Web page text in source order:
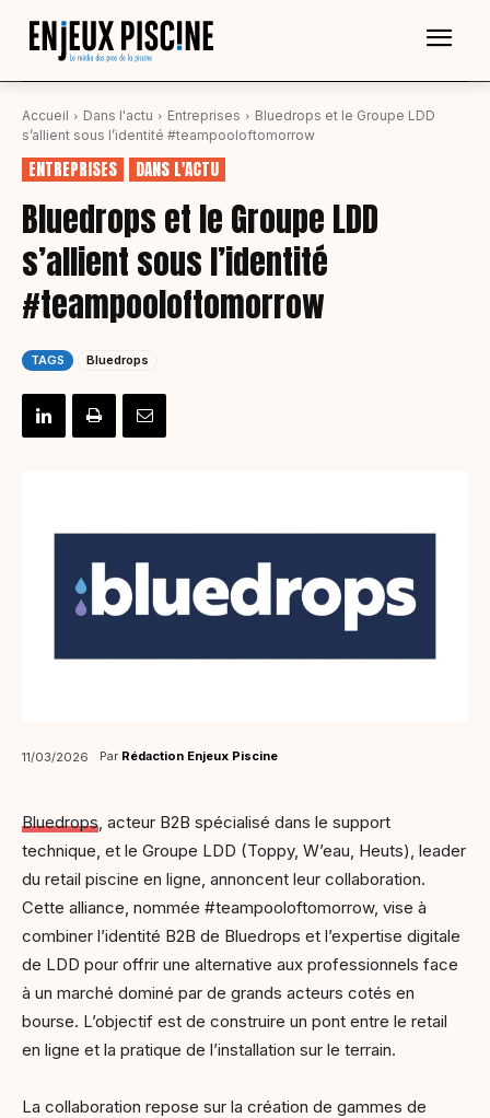
Accueil Dans l'actu Entreprises
Bluedrops et le Groupe LDD
s’allient sous l’identité #teampooloftomorrow
ENTREPRISES DANS L'ACTU
Bluedrops et le Groupe LDD
s’allient sous l’identité
#teampooloftomorrow
TAGS Bluedrops
11/03/2026 Par Rédaction Enjeux Piscine
Bluedrops , acteur B2B spécialisé dans le support
technique, et le Groupe LDD (Toppy, W’eau, Heuts), leader
du retail piscine en ligne, annoncent leur collaboration.
Cette alliance, nommée #teampooloftomorrow, vise à
combiner l’identité B2B de Bluedrops et l’expertise digitale
de LDD pour offrir une alternative aux professionnels face
à un marché dominé par de grands acteurs cotés en
bourse. L’objectif est de construire un pont entre le retail
en ligne et la pratique de l’installation sur le terrain.
La collaboration repose sur la création de gammes de